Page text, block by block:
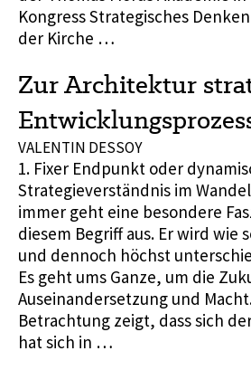
Kongress Strategisches
der Kirche …
Zur Architektur
VALENTIN DESSOY
1. Fixer Endpunkt oder
Strategieverständnis im
immer geht eine besondere
diesem Begriff aus. Er wird wie
und dennoch höchst
Es geht ums Ganze, um die
Auseinandersetzung und
Betrachtung zeigt, dass sich
hat sich in …